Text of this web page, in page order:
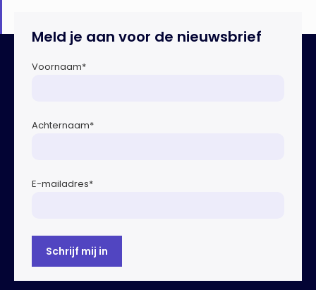
Meld je aan voor de nieuwsbrief
Voornaam*
Achternaam*
E-mailadres*